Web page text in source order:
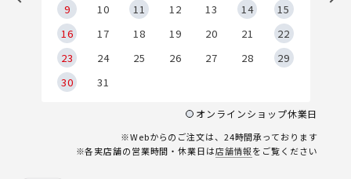
9
10 11 12 13 14
15
16
17 18 19 20 21
22
23
24 25 26 27 28
29
30
31
オンラインショップ休業日
※Webからのご注文は、24時間承っております
※各実店舗の営業時間・休業日は店舗情報をご覧ください